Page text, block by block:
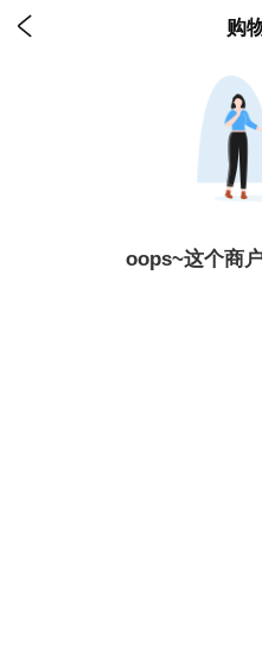
 购
oops~这个商